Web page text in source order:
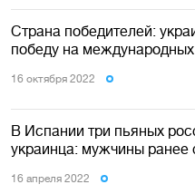
Страна победителей:
победу на
16 октября 2022
В Испании три пьяных
украинца: мужчины ранее
16 апреля 2022